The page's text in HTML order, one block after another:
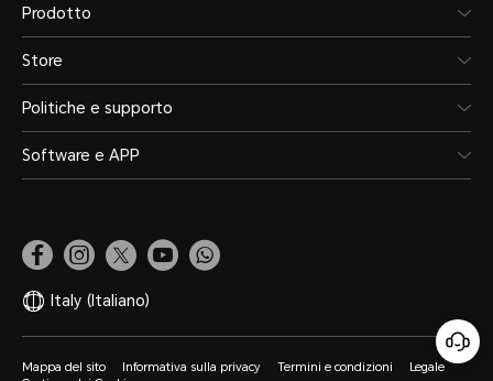
Prodotto
Store
Politiche e supporto
Software e APP
Italy (Italiano)
Mappa del sito Informativa sulla privacy Termini e condizioni
Legale